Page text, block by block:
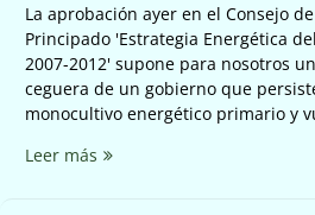
La aprobación ayer en el Consejo
Principado 'Estrategia Energética
2007-2012' supone para nosotros
ceguera de un gobierno que
monocultivo energético primario y
Leer más Comentarios